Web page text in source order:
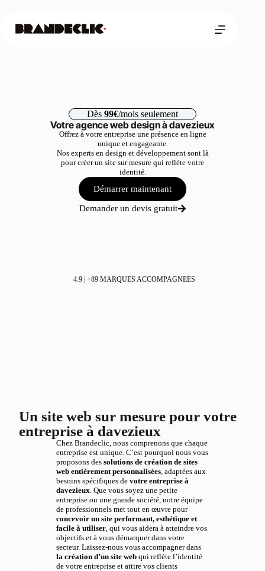
Dès 99€/mois seulement
Votre agence web design à davezieux
Offrez à votre entreprise une présence en ligne
unique et engageante.
Nos experts en design et développement sont là
pour créer un site sur mesure qui reflète votre
identité.
Démarrer maintenant
Demander un devis gratuit
4.9 | +89 MARQUES ACCOMPAGNEES
Un site web sur mesure pour votre
entreprise à davezieux
Chez Brandeclic, nous comprenons que chaque
entreprise est unique. C’est pourquoi nous vous
proposons des solutions de création de sites
web entièrement personnalisées, adaptées aux
besoins spécifiques de votre entreprise à
davezieux. Que vous soyez une petite
entreprise ou une grande société, notre équipe
de professionnels met tout en œuvre pour
concevoir un site performant, esthétique et
facile à utiliser, qui vous aidera à atteindre vos
objectifs et à vous démarquer dans votre
secteur. Laissez-nous vous accompagner dans
la création d’un site webqui reflète l’identité
de votre entreprise et attire vos clients